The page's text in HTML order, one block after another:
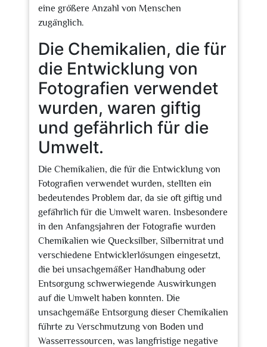
eine größere Anzahl von Menschen
zugänglich.
Die Chemikalien, die für
die Entwicklung von
Fotografien verwendet
wurden, waren giftig
und gefährlich für die
Umwelt.
Die Chemikalien, die für die Entwicklung von
Fotografien verwendet wurden, stellten ein
bedeutendes Problem dar, da sie oft giftig und
gefährlich für die Umwelt waren. Insbesondere
in den Anfangsjahren der Fotografie wurden
Chemikalien wie Quecksilber, Silbernitrat und
verschiedene Entwicklerlösungen eingesetzt,
die bei unsachgemäßer Handhabung oder
Entsorgung schwerwiegende Auswirkungen
auf die Umwelt haben konnten. Die
unsachgemäße Entsorgung dieser Chemikalien
führte zu Verschmutzung von Boden und
Wasserressourcen, was langfristige negative